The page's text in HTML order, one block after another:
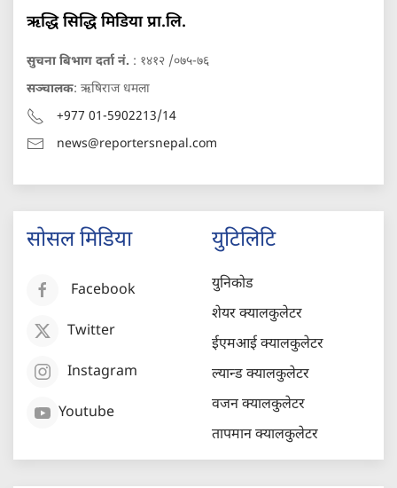
ऋद्धि सिद्धि मिडिया प्रा.लि.
सुचना बिभाग दर्ता नं. : १४१२ /०७५-७६
सञ्चालक: ऋषिराज धमला
+977 01-5902213/14
news@reportersnepal.com
सोसल मिडिया
Facebook
Twitter
Instagram
Youtube
युटिलिटि
युनिकोड
शेयर क्यालकुलेटर
ईएमआई क्यालकुलेटर
ल्यान्ड क्यालकुलेटर
वजन क्यालकुलेटर
तापमान क्यालकुलेटर